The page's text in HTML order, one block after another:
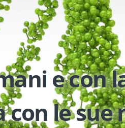
e con
le sue